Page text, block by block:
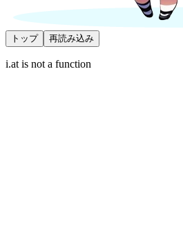
トップ 再読み込み
i.at is not a function